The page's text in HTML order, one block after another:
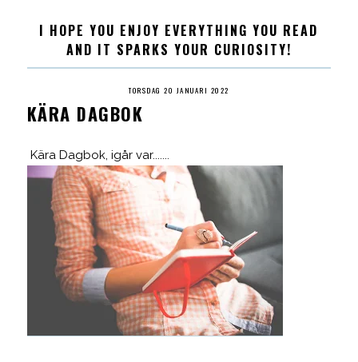
I HOPE YOU ENJOY EVERYTHING YOU READ
AND IT SPARKS YOUR CURIOSITY!
TORSDAG 20 JANUARI 2022
KÄRA DAGBOK
Kära Dagbok, igår var.......